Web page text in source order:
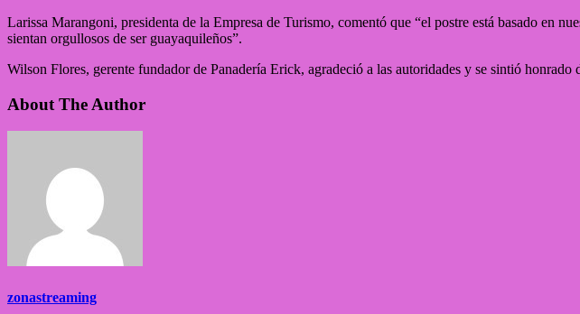
Larissa Marangoni, presidenta de la Empresa de Turismo, comentó que “el postre está basado en
sientan orgullosos de ser guayaquileños”.
Wilson Flores, gerente fundador de Panadería Erick, agradeció a las autoridades y se sintió
About The Author
zonastreaming